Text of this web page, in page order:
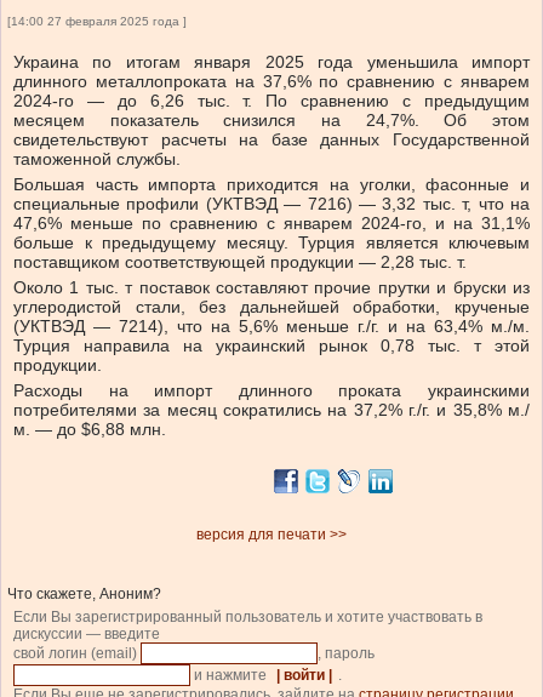
[14:00 27 февраля 2025 года ]
Украина по итогам января 2025 года уменьшила импорт
длинного металлопроката на 37,6% по сравнению с январем
2024-го — до 6,26 тыс. т. По сравнению с предыдущим
месяцем показатель снизился на 24,7%. Об этом
свидетельствуют расчеты на базе данных Государственной
таможенной службы.
Большая часть импорта приходится на уголки, фасонные и
специальные профили (УКТВЭД — 7216) — 3,32 тыс. т, что на
47,6% меньше по сравнению с январем 2024-го, и на 31,1%
больше к предыдущему месяцу. Турция является ключевым
поставщиком соответствующей продукции — 2,28 тыс. т.
Около 1 тыс. т поставок составляют прочие прутки и бруски из
углеродистой стали, без дальнейшей обработки, крученые
(УКТВЭД — 7214), что на 5,6% меньше г./г. и на 63,4% м./м.
Турция направила на украинский рынок 0,78 тыс. т этой
продукции.
Расходы на импорт длинного проката украинскими
потребителями за месяц сократились на 37,2% г./г. и 35,8% м./
м. — до $6,88 млн.
версия для печати >>
Что скажете, Аноним?
Если Вы зарегистрированный пользователь и хотите участвовать в
дискуссии — введите
свой логин (email)
, пароль
и нажмите
| войти |
.